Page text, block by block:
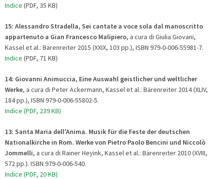
Indice (PDF, 35 KB)
15: Alessandro Stradella, Sei cantate a voce sola dal manoscritto
appartenuto a Gian Francesco Malipiero, a cura di Giulia Giovani,
Kassel et al.: Bärenreiter 2015 (XXIX, 103 pp.), ISBN 979-0-006-55981-7.
Indice (PDF, 71 KB)
14: Giovanni Animuccia, Eine Auswahl geistlicher und weltlicher
Werke, a cura di Peter Ackermann, Kassel et al.: Bärenreiter 2014 (XLIV,
184 pp.), ISBN 979-0-006-55802-5.
Indice (PDF, 239 KB)
13: Santa Maria dell'Anima. Musik für die Feste der deutschen
Nationalkirche in Rom. Werke von Pietro Paolo Bencini und Niccolò
Jommelli, a cura di Rainer Heyink, Kassel et al.: Bärenreiter 2010 (XVIII,
572 pp.). ISBN 979-0-006-540.
Indice (PDF, 20 KB)